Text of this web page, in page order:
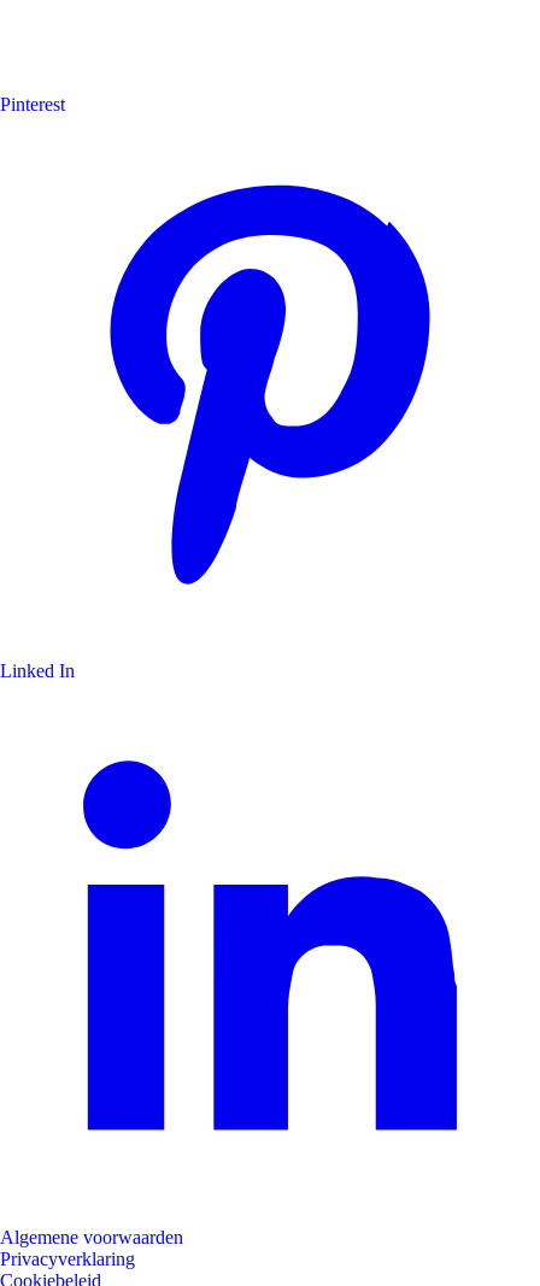
Pinterest
Linked In
Algemene voorwaarden
Privacyverklaring
Cookiebeleid